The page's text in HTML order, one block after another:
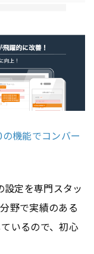
機能でコンバー
設定を専門スタッ
野で実績のある
いるので、初心